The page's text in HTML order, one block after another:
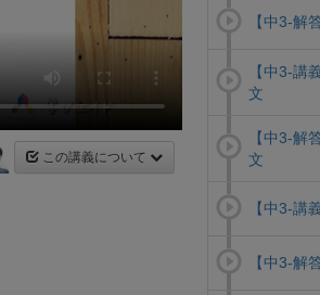
この講義について
【中3-解
【中3-講
文
【中3-解
文
【中3-講
【中3-解